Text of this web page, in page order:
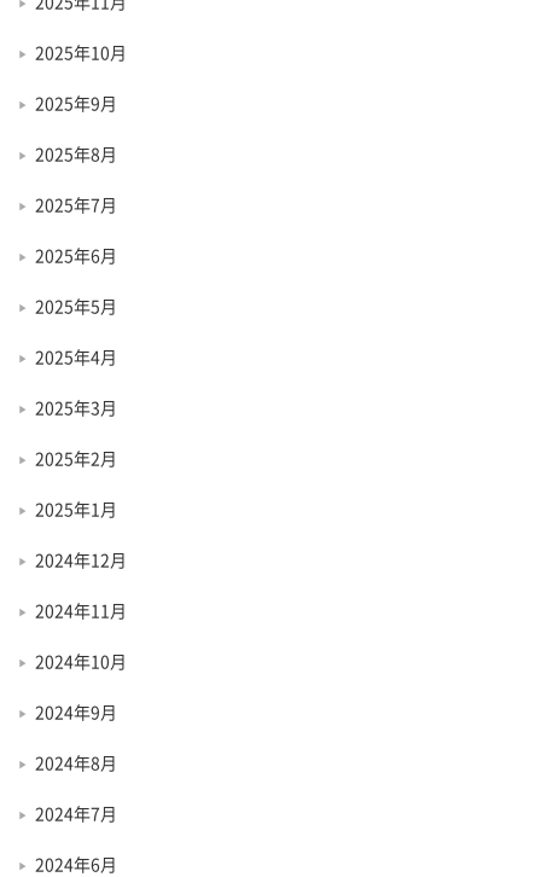
2025年10月
2025年9月
2025年8月
2025年7月
2025年6月
2025年5月
2025年4月
2025年3月
2025年2月
2025年1月
2024年12月
2024年11月
2024年10月
2024年9月
2024年8月
2024年7月
2024年6月